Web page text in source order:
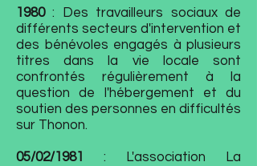
1980: Des travailleurs sociaux de
différents secteurs d'intervention et
des bénévoles engagés à plusieurs
titres dans la vie locale sont
confrontés régulièrement à la
question de l'hébergement et du
soutien des personnes en difficultés
sur Thonon.
05/02/1981
: L'association La